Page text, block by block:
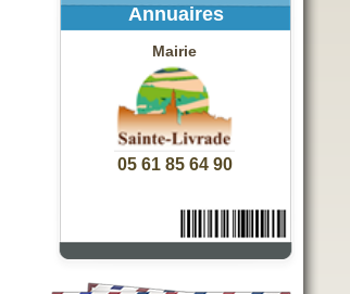
Annuaires
Mairie
05 61 85 64 90